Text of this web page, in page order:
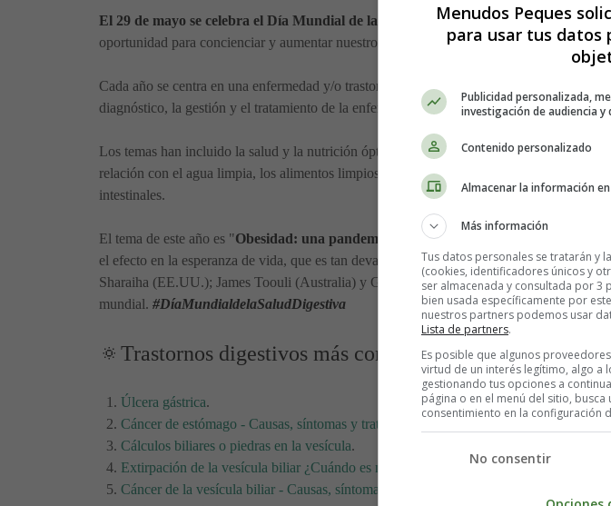
El 29 de mayo se celebra el Día Mundial de la Salud Digestiva. Organizado
oportunidad para concienciar y aumentar nuestros conocimientos sobre la salud digestiva.
Cada año se centra en una enfermedad y/o trastorno digestivo concreto con el fin de
diagnóstico, la gestión y el tratamiento de la enfermedad y/o el trastorno.
Los temas han incluido la salud y la nutrición óptimas, la hepatitisviral, elsíndrome del
relación con el agua limpia, los alimentos limpios y un medio ambiente limpio, los
intestinales.
El tema de este año es "Obesidad: una pandemia en curso
el efecto en la esperanza de vida, que es tan devastador como cualquier pandemia
Sharaiha (EE.UU.); James Toouli (Australia) y Guilherme Macedo (Portugal) y guiada
mundial. #DíaMundialdelaSaludDigestiva
🔅Trastornos digestivos más comunes
Úlcera gástrica.
Cáncer de estómago - Causas, síntomas y tratamiento
Cálculos biliares o piedras en la vesícula.
Extirpación de la vesícula biliar ¿Cuándo es necesario?
Cáncer de la vesícula biliar - Causas, síntomas, tratamiento
Menudos Peques
para usar tus datos
Publicidad personalizada,
investigación de audiencia
Contenido personalizado
Almacenar la información
Más información
Tus datos personales se tratarán y
(cookies, identificadores únicos y
ser almacenada y consultada por 3
bien usada específicamente por
nuestros partners podemos usar
Lista de partners.
Es posible que algunos
virtud de un interés legítimo, algo a
gestionando tus opciones a
página o en el menú del sitio,
consentimiento en la configuración
No consentir